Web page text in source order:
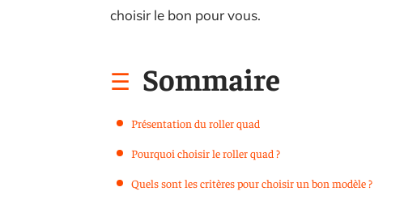
choisir le bon pour vous.
Sommaire
Présentation du roller quad
Pourquoi choisir le roller quad ?
Quels sont les critères pour choisir un bon modèle ?